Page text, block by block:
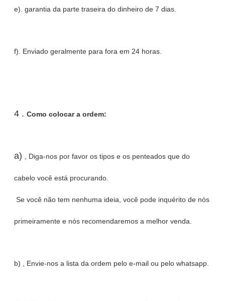
e). garantia da parte traseira do dinheiro de 7 dias.
f). Enviado geralmente para fora em 24 horas.
4 . Como colocar a ordem:
a) , Diga-nos por favor os tipos e os penteados que do
cabelo você está procurando.
Se você não tem nenhuma ideia, você pode inquérito de nós
primeiramente e nós recomendaremos a melhor venda.
b) , Envie-nos a lista da ordem pelo e-mail ou pelo whatsapp.